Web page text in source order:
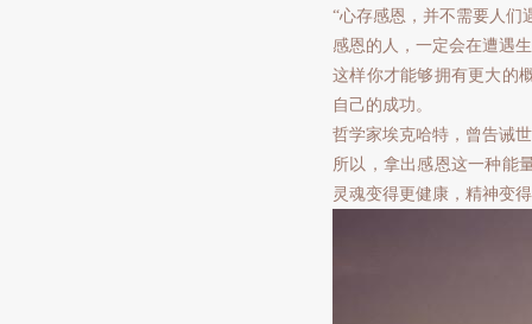
“心存感恩，并不需要人们
感恩的人，一定会在遭遇
这样你才能够拥有更大的
自己的成功。
哲学家埃克哈特，曾告诫
所以，拿出感恩这一种能
灵魂变得更健康，精神变